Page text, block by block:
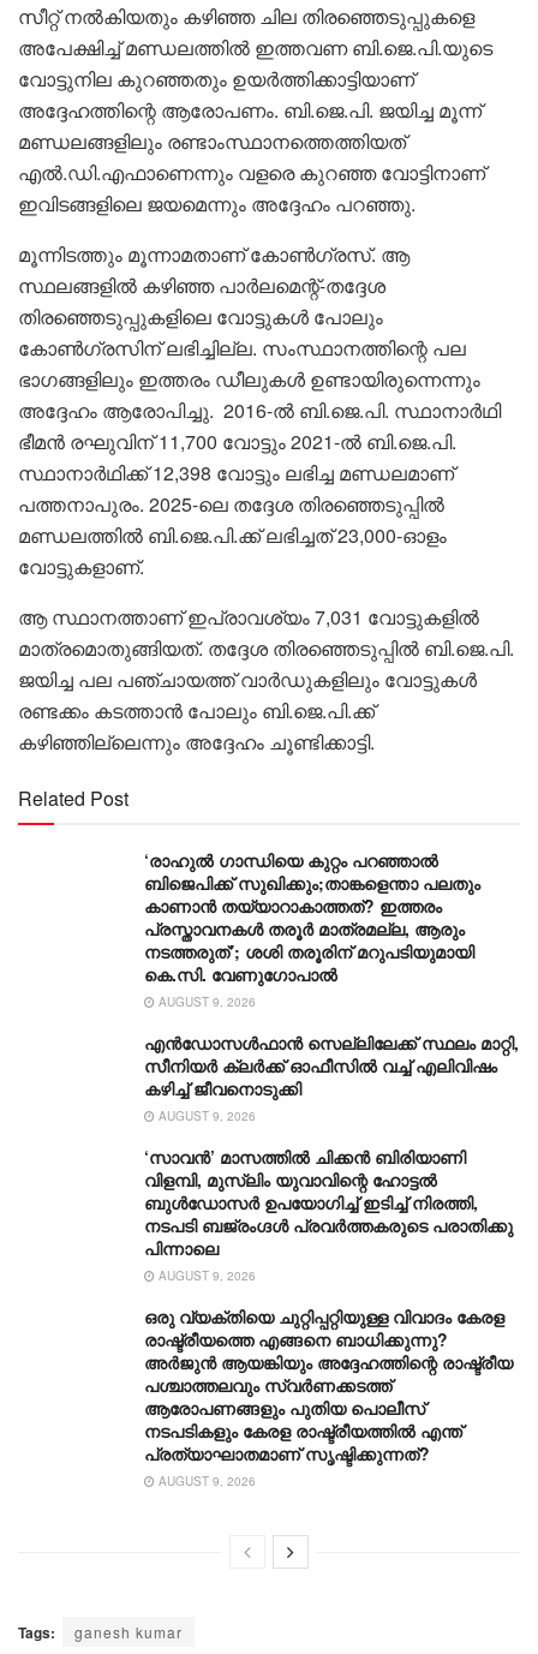
സീറ്റ് നൽകിയതും കഴിഞ്ഞ ചില തിരഞ്ഞെടുപ്പുകളെ
അപേക്ഷിച്ച് മണ്ഡലത്തിൽ ഇത്തവണ ബി.ജെ.പി.യുടെ
വോട്ടുനില കുറഞ്ഞതും ഉയർത്തിക്കാട്ടിയാണ്
അദ്ദേഹത്തിന്റെ ആരോപണം. ബി.ജെ.പി. ജയിച്ച മൂന്ന്
മണ്ഡലങ്ങളിലും രണ്ടാംസ്ഥാനത്തെത്തിയത്
എൽ.ഡി.എഫാണെന്നും വളരെ കുറഞ്ഞ വോട്ടിനാണ്
ഇവിടങ്ങളിലെ ജയമെന്നും അദ്ദേഹം പറഞ്ഞു.
മൂന്നിടത്തും മൂന്നാമതാണ് കോൺഗ്രസ്. ആ
സ്ഥലങ്ങളിൽ കഴിഞ്ഞ പാർലമെന്റ്-തദ്ദേശ
തിരഞ്ഞെടുപ്പുകളിലെ വോട്ടുകൾ പോലും
കോൺഗ്രസിന് ലഭിച്ചില്ല. സംസ്ഥാനത്തിന്റെ പല
ഭാഗങ്ങളിലും ഇത്തരം ഡീലുകൾ ഉണ്ടായിരുന്നെന്നും
അദ്ദേഹം ആരോപിച്ചു. 2016-ൽ ബി.ജെ.പി. സ്ഥാനാർഥി
ഭീമൻ രഘുവിന് 11,700 വോട്ടും 2021-ൽ ബി.ജെ.പി.
സ്ഥാനാർഥിക്ക് 12,398 വോട്ടും ലഭിച്ച മണ്ഡലമാണ്
പത്തനാപുരം. 2025-ലെ തദ്ദേശ തിരഞ്ഞെടുപ്പിൽ
മണ്ഡലത്തിൽ ബി.ജെ.പി.ക്ക് ലഭിച്ചത് 23,000-ഓളം
വോട്ടുകളാണ്.
ആ സ്ഥാനത്താണ് ഇപ്രാവശ്യം 7,031 വോട്ടുകളിൽ
മാത്രമൊതുങ്ങിയത്. തദ്ദേശ തിരഞ്ഞെടുപ്പിൽ ബി.ജെ.പി.
ജയിച്ച പല പഞ്ചായത്ത് വാർഡുകളിലും വോട്ടുകൾ
രണ്ടക്കം കടത്താൻ പോലും ബി.ജെ.പി.ക്ക്
കഴിഞ്ഞില്ലെന്നും അദ്ദേഹം ചൂണ്ടിക്കാട്ടി.
Related Post
‘രാഹുൽ ഗാന്ധിയെ കുറ്റം പറഞ്ഞാൽ
ബിജെപിക്ക് സുഖിക്കും;താങ്കളെന്താ പലതും
കാണാൻ തയ്യാറാകാത്തത്? ഇത്തരം
പ്രസ്താവനകൾ തരൂർ മാത്രമല്ല, ആരും
നടത്തരുത്’; ശശി തരൂരിന് മറുപടിയുമായി
കെ.സി. വേണുഗോപാൽ
AUGUST 9, 2026
എൻഡോസൾഫാൻ സെല്ലിലേക്ക് സ്ഥലം മാറ്റി,
സീനിയർ ക്ലർക്ക് ഓഫീസിൽ വച്ച് എലിവിഷം
കഴിച്ച് ജീവനൊടുക്കി
AUGUST 9, 2026
‘സാവന്‍’ മാസത്തില്‍ ചിക്കന്‍ ബിരിയാണി
വിളമ്പി, മുസ്ലിം യുവാവിന്റെ ഹോട്ടല്‍
ബുൾഡോസർ ഉപയോഗിച്ച് ഇടിച്ച് നിരത്തി,
നടപടി ബജ്‌രംഗ്ദള്‍ പ്രവര്‍ത്തകരുടെ പരാതിക്കു
പിന്നാലെ
AUGUST 9, 2026
ഒരു വ്യക്തിയെ ചുറ്റിപ്പറ്റിയുള്ള വിവാദം കേരള
രാഷ്ട്രീയത്തെ എങ്ങനെ ബാധിക്കുന്നു?
അർജുൻ ആയങ്കിയും അദ്ദേഹത്തിന്റെ രാഷ്ട്രീയ
പശ്ചാത്തലവും സ്വർണക്കടത്ത്
ആരോപണങ്ങളും പുതിയ പൊലീസ്
നടപടികളും കേരള രാഷ്ട്രീയത്തിൽ എന്ത്
പ്രത്യാഘാതമാണ് സൃഷ്ടിക്കുന്നത്?
AUGUST 9, 2026
Tags: ganesh kumar